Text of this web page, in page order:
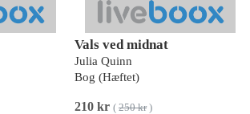
Vals ved midnat
Julia Quinn
Bog (Hæftet)
210 kr ( 250 kr)